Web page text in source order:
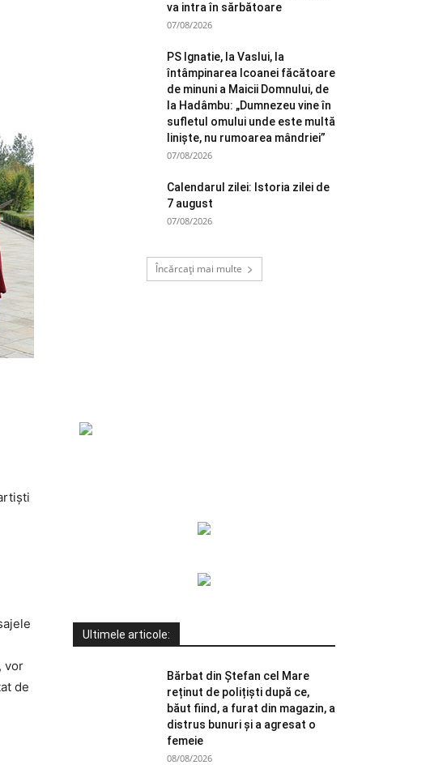
vor
de
va intra în sărbătoare
07/08/2026
PS Ignatie, la Vaslui, la
întâmpinarea Icoanei făcătoare
de minuni a Maicii Domnului, de
la Hadâmbu: „Dumnezeu vine în
sufletul omului unde este multă
liniște, nu rumoarea mândriei”
07/08/2026
Calendarul zilei: Istoria zilei de
7 august
07/08/2026
Încărcați mai multe
Ultimele articole:
Bărbat din Ștefan cel Mare
reținut de polițiști după ce,
băut fiind, a furat din magazin, a
distrus bunuri și a agresat o
femeie
08/08/2026